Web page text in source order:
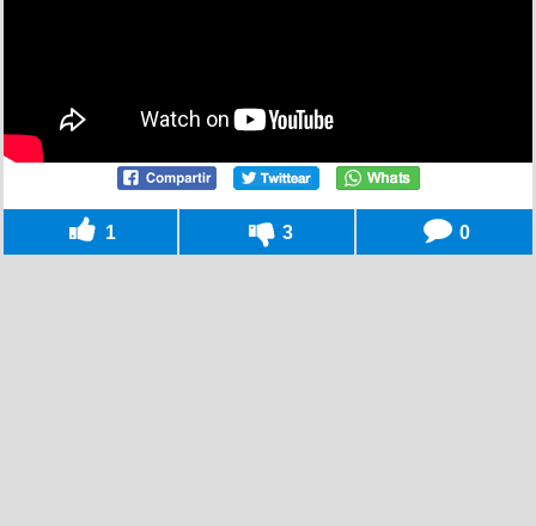
1 3 0